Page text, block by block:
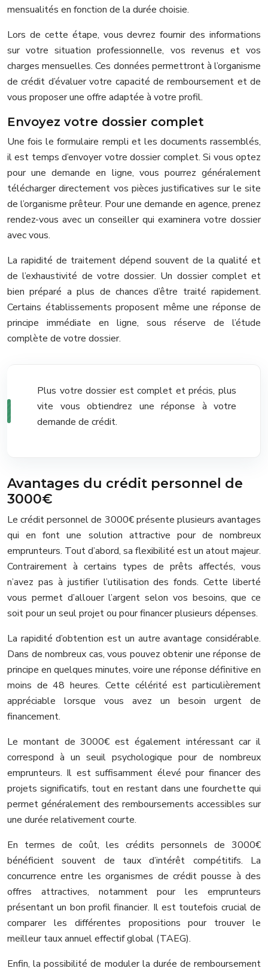
mensualités en fonction de la durée choisie.
Lors de cette étape, vous devrez fournir des informations
sur votre situation professionnelle, vos revenus et vos
charges mensuelles. Ces données permettront à l’organisme
de crédit d’évaluer votre capacité de remboursement et de
vous proposer une offre adaptée à votre profil.
Envoyez votre dossier complet
Une fois le formulaire rempli et les documents rassemblés,
il est temps d’envoyer votre dossier complet. Si vous optez
pour une demande en ligne, vous pourrez généralement
télécharger directement vos pièces justificatives sur le site
de l’organisme prêteur. Pour une demande en agence, prenez
rendez-vous avec un conseiller qui examinera votre dossier
avec vous.
La rapidité de traitement dépend souvent de la qualité et
de l’exhaustivité de votre dossier. Un dossier complet et
bien préparé a plus de chances d’être traité rapidement.
Certains établissements proposent même une réponse de
principe immédiate en ligne, sous réserve de l’étude
complète de votre dossier.
Plus votre dossier est complet et précis, plus
vite vous obtiendrez une réponse à votre
demande de crédit.
Avantages du crédit personnel de
3000€
Le crédit personnel de 3000€ présente plusieurs avantages
qui en font une solution attractive pour de nombreux
emprunteurs. Tout d’abord, sa flexibilité est un atout majeur.
Contrairement à certains types de prêts affectés, vous
n’avez pas à justifier l’utilisation des fonds. Cette liberté
vous permet d’allouer l’argent selon vos besoins, que ce
soit pour un seul projet ou pour financer plusieurs dépenses.
La rapidité d’obtention est un autre avantage considérable.
Dans de nombreux cas, vous pouvez obtenir une réponse de
principe en quelques minutes, voire une réponse définitive en
moins de 48 heures. Cette célérité est particulièrement
appréciable lorsque vous avez un besoin urgent de
financement.
Le montant de 3000€ est également intéressant car il
correspond à un seuil psychologique pour de nombreux
emprunteurs. Il est suffisamment élevé pour financer des
projets significatifs, tout en restant dans une fourchette qui
permet généralement des remboursements accessibles sur
une durée relativement courte.
En termes de coût, les crédits personnels de 3000€
bénéficient souvent de taux d’intérêt compétitifs. La
concurrence entre les organismes de crédit pousse à des
offres attractives, notamment pour les emprunteurs
présentant un bon profil financier. Il est toutefois crucial de
comparer les différentes propositions pour trouver le
meilleur taux annuel effectif global (TAEG).
Enfin, la possibilité de moduler la durée de remboursement